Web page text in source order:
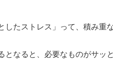
たストレス」って、積み重
となると、必要なものがサッ